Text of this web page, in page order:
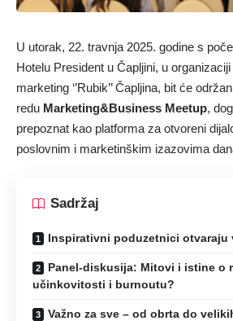
U utorak, 22. travnja 2025. godine s
Hotelu President u Čapljini, u
marketing ‘’Rubik’’ Čapljina, bit će
redu Marketing&Business Meetup,
prepoznat kao platforma za otvoreni
poslovnim i marketinškim izazovima
Sadržaj
Inspirativni poduzetnici otvaraju
Panel-diskusija: Mitovi i istine o
učinkovitosti i burnoutu?
Važno za sve – od obrta do